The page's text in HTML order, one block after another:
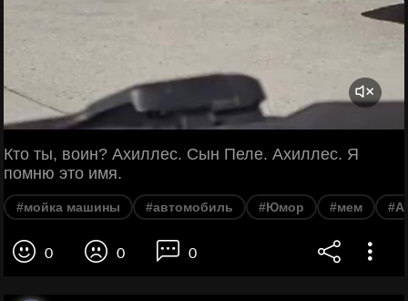
Кто ты, воин? Ахиллес. Сын Пеле. Ахиллес. Я
помню это имя.
#мойка машины #автомобиль #Юмор #мем
0 0 0